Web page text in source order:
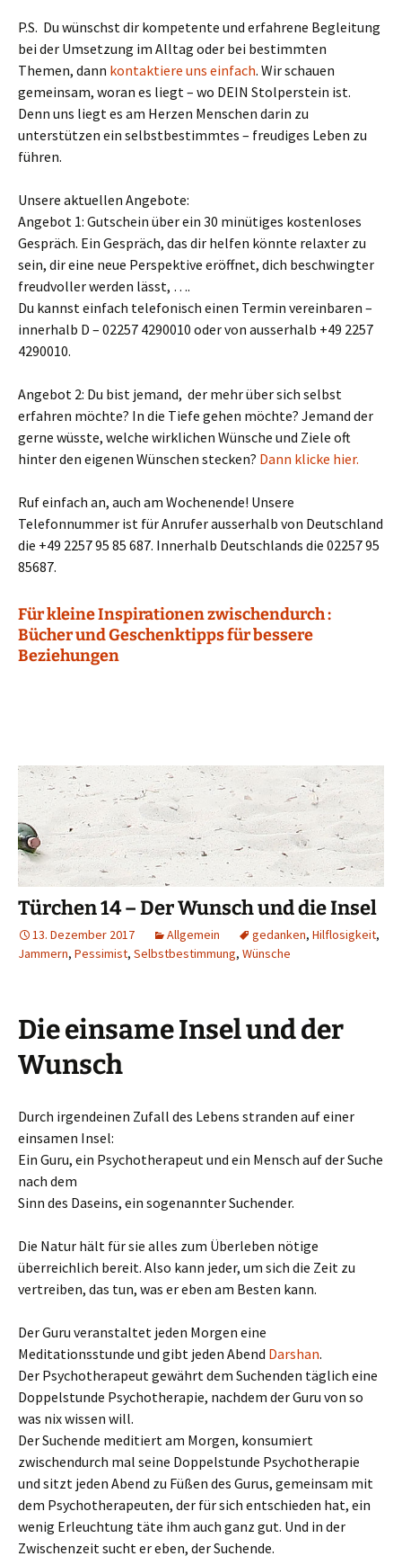
P.S. Du wünschst dir kompetente und erfahrene Begleitung
bei der Umsetzung im Alltag oder bei bestimmten
Themen, dann kontaktiere uns einfach. Wir schauen
gemeinsam, woran es liegt – wo DEIN Stolperstein ist.
Denn uns liegt es am Herzen Menschen darin zu
unterstützen ein selbstbestimmtes – freudiges Leben zu
führen.
Unsere aktuellen Angebote:
Angebot 1: Gutschein über ein 30 minütiges kostenloses
Gespräch. Ein Gespräch, das dir helfen könnte relaxter zu
sein, dir eine neue Perspektive eröffnet, dich beschwingter
freudvoller werden lässt, ….
Du kannst einfach telefonisch einen Termin vereinbaren –
innerhalb D – 02257 4290010 oder von ausserhalb +49 2257
4290010.
Angebot 2: Du bist jemand, der mehr über sich selbst
erfahren möchte? In die Tiefe gehen möchte? Jemand der
gerne wüsste, welche wirklichen Wünsche und Ziele oft
hinter den eigenen Wünschen stecken? Dann klicke hier.
Ruf einfach an, auch am Wochenende! Unsere
Telefonnummer ist für Anrufer ausserhalb von Deutschland
die +49 2257 95 85 687. Innerhalb Deutschlands die 02257 95
85687.
Für kleine Inspirationen zwischendurch :
Bücher und Geschenktipps für bessere
Beziehungen
Türchen 14 – Der Wunsch und die Insel
13. Dezember 2017 Allgemein gedanken, Hilflosigkeit,
Jammern, Pessimist, Selbstbestimmung, Wünsche
Die einsame Insel und der
Wunsch
Durch irgendeinen Zufall des Lebens stranden auf einer
einsamen Insel:
Ein Guru, ein Psychotherapeut und ein Mensch auf der Suche
nach dem
Sinn des Daseins, ein sogenannter Suchender.
Die Natur hält für sie alles zum Überleben nötige
überreichlich bereit. Also kann jeder, um sich die Zeit zu
vertreiben, das tun, was er eben am Besten kann.
Der Guru veranstaltet jeden Morgen eine
Meditationsstunde und gibt jeden Abend Darshan.
Der Psychotherapeut gewährt dem Suchenden täglich eine
Doppelstunde Psychotherapie, nachdem der Guru von so
was nix wissen will.
Der Suchende meditiert am Morgen, konsumiert
zwischendurch mal seine Doppelstunde Psychotherapie
und sitzt jeden Abend zu Füßen des Gurus, gemeinsam mit
dem Psychotherapeuten, der für sich entschieden hat, ein
wenig Erleuchtung täte ihm auch ganz gut. Und in der
Zwischenzeit sucht er eben, der Suchende.